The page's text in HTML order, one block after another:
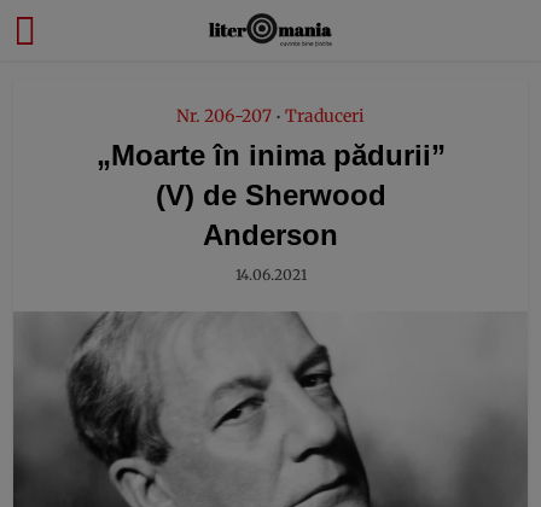
Nr. 206-207 • Traduceri
„Moarte în inima pădurii”
(V) de Sherwood
Anderson
14.06.2021
modal-check